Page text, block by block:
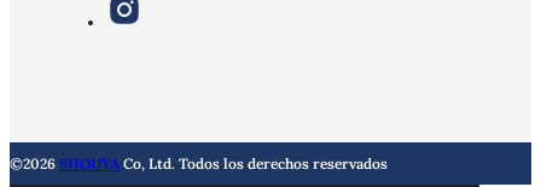
©2026 SHOUYA Co, Ltd. Todos los derechos reservados